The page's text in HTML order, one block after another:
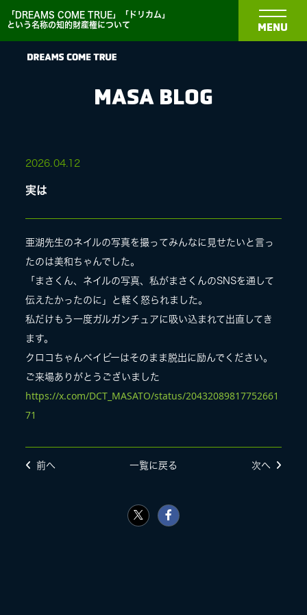
「DREAMS COME TRUE」「ドリカム」
という名称の知的財産権について
MENU
DISCOGRAPHY
MEDIA
SPECIAL SITE
MASA BLOG
2026. 04.12
実は
亜湖先生のネイルの写真を撮ってみんなに見せたいと言っ
たのは美和ちゃんでした。
「まさくん、ネイルの写真、私がまさくんのSNSを通して
伝えたかったのに」と軽く怒られました。
私だけもう一度ガルガンチュアに吸い込まれて出直してき
ます。
クロコちゃんベイビーはそのまま脱出に励んでください。
ご来場ありがとうございました
https://x.com/DCT_MASATO/status/20432089817752661
71
前へ 一覧に戻る 次へ